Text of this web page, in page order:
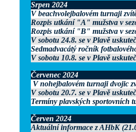
Srpen 2024
V beachvolejbalovém turnaji
Rozpis utkání "A" mužstva v
Rozpis utkání "B" mužstva v
V sobotu 24.8. se v Plavě
Sedmadvacátý ročník
V sobotu 10.8. se v Plavě
Červenec 2024
V nohejbalovém turnaji dvojic
V sobotu 20.7. se v Plavě
Termíny plavských sportovních
Červen 2024
Aktuální informace z AHbK